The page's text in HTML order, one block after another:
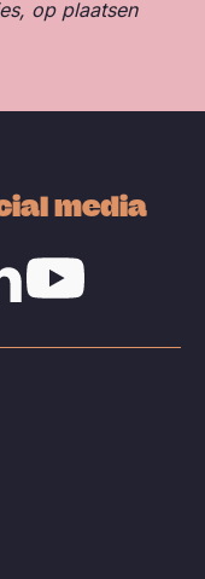
op plaatsen
media